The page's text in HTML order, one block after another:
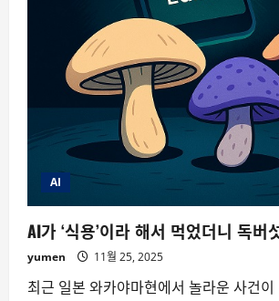
AI
AI가 ‘식용’이라 해서 먹었더니 독버
yumen 11월 25, 2025
최근 일본 와카야마현에서 놀라운 사건